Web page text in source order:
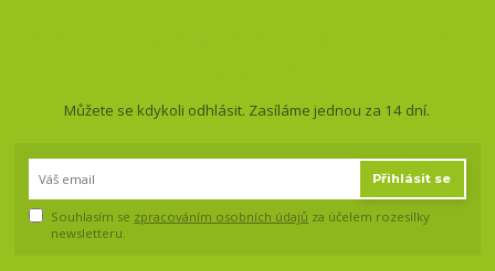
Můžete se kdykoli odhlásit. Zasíláme jednou za 14 dní.
Přihlásit se
Souhlasím se zpracováním osobních údajů za účelem rozesílky
newsletteru.